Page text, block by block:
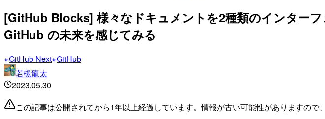
[GitHub Blocks] 様々なドキュメントを2種類のインター
GitHub の未来を感じてみる
GitHub Next GitHub
若槻龍太
2023.05.30
この記事は公開されてから1年以上経過しています。情報が古い可能性がありますので